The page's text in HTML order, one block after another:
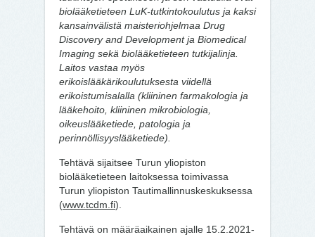
biolääketieteen LuK-tutkintokoulutus ja kaksi
kansainvälistä maisteriohjelmaa Drug
Discovery and Development ja Biomedical
Imaging sekä biolääketieteen tutkijalinja.
Laitos vastaa myös
erikoislääkärikoulutuksesta viidellä
erikoistumisalalla (kliininen farmakologia ja
lääkehoito, kliininen mikrobiologia,
oikeuslääketiede, patologia ja
perinnöllisyyslääketiede).
Tehtävä sijaitsee Turun yliopiston
biolääketieteen laitoksessa toimivassa
Turun yliopiston Tautimallinnuskeskuksessa
(www.tcdm.fi).
Tehtävä on määräaikainen ajalle 15.2.2021-